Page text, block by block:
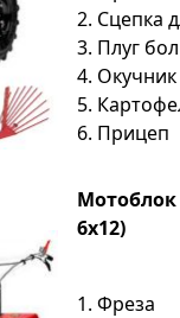
2. Сцепка
3. Плуг
4. Окучник
5.
6. Прицеп
Мотоблок
6х12)
1. Фреза